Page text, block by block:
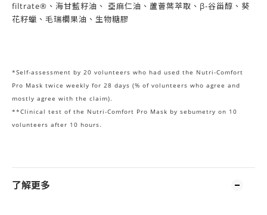
filtrate®、海甘藍籽油、 亞麻仁油、蘆薈葉萃取、β-谷甾醇、葵
花籽蠟、毛瑞櫚果油、生物糖膠
*Self-assessment by 20 volunteers who had used the Nutri-Comfort
Pro Mask twice weekly for 28 days (% of volunteers who agree and
mostly agree with the claim).
**Clinical test of the Nutri-Comfort Pro Mask by sebumetry on 10
volunteers after 10 hours.
了解更多